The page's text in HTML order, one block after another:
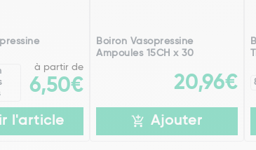
à partir de
6,50€
l'article
Boiron Vasopressine
Ampoules 15CH x 30
20,96€
Ajouter